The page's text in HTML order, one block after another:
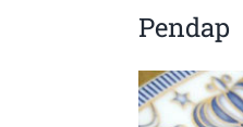
Pendap